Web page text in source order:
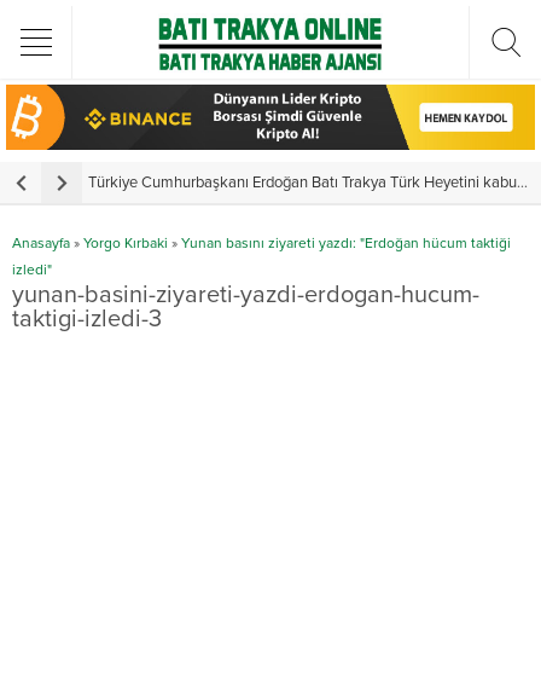
Türkiye Cumhurbaşkanı Erdoğan Batı Trakya Türk Heyetini kabul etti
Anasayfa » Yorgo Kırbaki » Yunan basını ziyareti yazdı: "Erdoğan hücum taktiği
izledi"
yunan-basini-ziyareti-yazdi-erdogan-hucum-
taktigi-izledi-3